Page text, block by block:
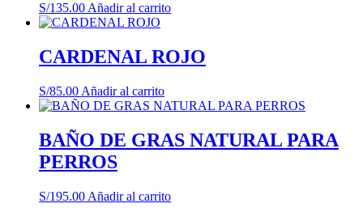
S/135.00 Añadir al carrito
CARDENAL ROJO
S/85.00 Añadir al carrito
BAÑO DE GRAS NATURAL PARA
PERROS
S/195.00 Añadir al carrito